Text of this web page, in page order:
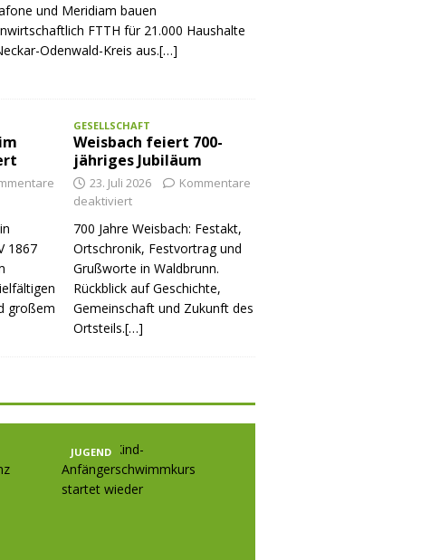
und Meridiam bauen
FTTH für 21.000 Haushalte
Odenwald-Kreis aus.[…]
1867
großem
GESELLSCHAFT
Weisbach feiert 700-
jähriges Jubiläum
23. Juli 2026
Kommentare
deaktiviert
700 Jahre Weisbach: Festakt,
Ortschronik, Festvortrag und
Grußworte in Waldbrunn.
Rückblick auf Geschichte,
Gemeinschaft und Zukunft des
Ortsteils.[…]
JUGEND